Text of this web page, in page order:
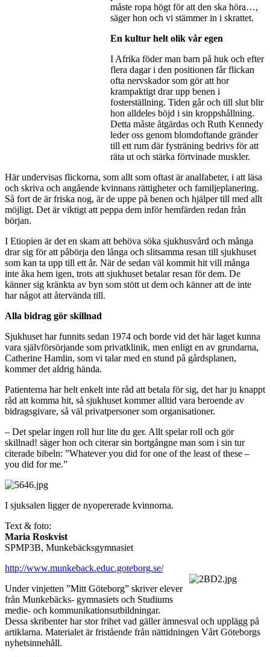
måste ropa högt för att den ska höra…,
säger hon och vi stämmer in i skrattet.
En kultur helt olik vår egen
I Afrika föder man barn på huk och efter
flera dagar i den positionen får flickan
ofta nervskador som gör att hor
krampaktigt drar upp benen i
fosterställning. Tiden går och till slut blir
hon alldeles böjd i sin kroppshållning.
Detta måste åtgärdas och Ruth Kennedy
leder oss genom blomdoftande gränder
till ett rum där fysträning bedrivs för att
räta ut och stärka förtvinade muskler.
Här undervisas flickorna, som allt som oftast är analfabeter, i att läsa
och skriva och angående kvinnans rättigheter och familjeplanering.
Så fort de är friska nog, är de uppe på benen och hjälper till med allt
möjligt. Det är viktigt att peppa dem inför hemfärden redan från
början.
I Etiopien är det en skam att behöva söka sjukhusvård och många
drar sig för att påbörja den långa och slitsamma resan till sjukhuset
som kan ta upp till ett år. När de sedan väl kommit hit vill många
inte åka hem igen, trots att sjukhuset betalar resan för dem. De
känner sig kränkta av byn som stött ut dem och känner att de inte
har något att återvända till.
Alla bidrag gör skillnad
Sjukhuset har funnits sedan 1974 och borde vid det här laget kunna
vara självförsörjande som privatklinik, men enligt en av grundarna,
Catherine Hamlin, som vi talar med en stund på gårdsplanen,
kommer det aldrig hända.
Patienterna har helt enkelt inte råd att betala för sig, det har ju knappt
råd att komma hit, så sjukhuset kommer alltid vara beroende av
bidragsgivare, så väl privatpersoner som organisationer.
– Det spelar ingen roll hur lite du ger. Allt spelar roll och gör
skillnad! säger hon och citerar sin bortgångne man som i sin tur
citerade bibeln: ”Whatever you did for one of the least of these –
you did for me.”
I sjuksalen ligger de nyopererade kvinnorna.
Text & foto:
Maria Roskvist
SPMP3B, Munkebäcksgymnasiet
http://www.munkeback.educ.goteborg.se/
Under vinjetten ”Mitt Göteborg” skriver elever
från Munkebäcks- gymnasiets och Studiums
medie- och kommunikationsutbildningar.
Dessa skribenter har stor frihet vad gäller ämnesval och upplägg på
artiklarna. Materialet är fristående från nättidningen Vårt Göteborgs
nyhetsinnehåll.